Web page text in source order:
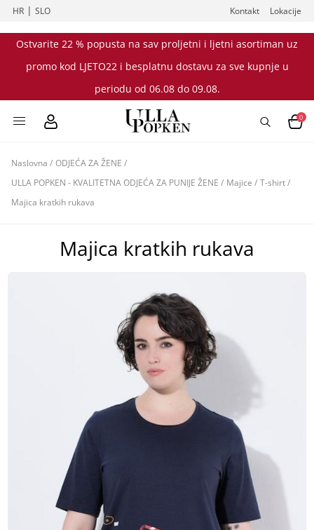
HR |SLO Kontakt Lokacije
Ostvarite 22 % popusta na sav proljetni i ljetni asortiman uz
promo kod LJETO22 i besplatnu dostavu za sve kupnje u
periodu od 06.08 do 09.08.
0
Naslovna / ODJEĆA ZA ŽENE /
ULLA POPKEN - KVALITETNA ODJEĆA ZA PUNIJE ŽENE / Majice / T-shirt/
Majica kratkih rukava
Majica kratkih rukava